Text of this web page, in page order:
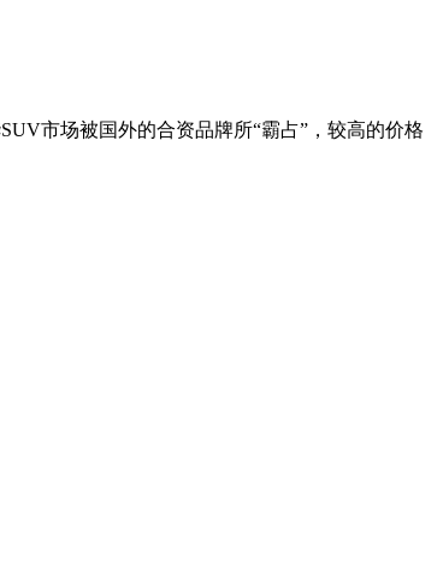
市场被国外的合资品牌所“霸占”，较高的价格